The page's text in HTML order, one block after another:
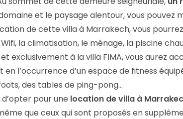
et le paysage alentour, vous pouvez
de cette villa à Marrakech, vous
la climatisation, le ménage, la piscine
exclusivement à la villa FIMA, vous aurez
en l’occurrence d’un espace de fitness
des tables de ping-pong…
pour une location de villa à
que ceux qui sont proposés en